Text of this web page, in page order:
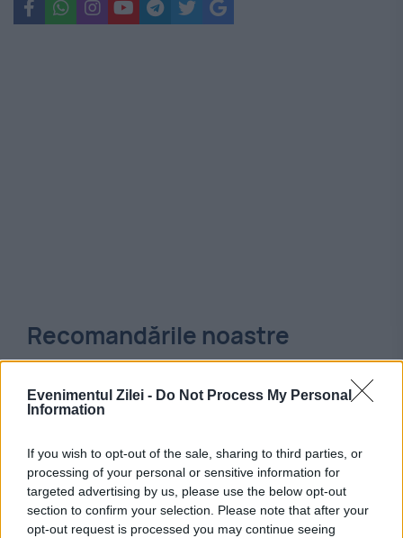
Evenimentul Zilei - Do Not Process My Personal
Information
If you wish to opt-out of the sale, sharing to third parties, or
processing of your personal or sensitive information for
targeted advertising by us, please use the below opt-out
section to confirm your selection. Please note that after your
opt-out request is processed you may continue seeing
Recomandările noastre